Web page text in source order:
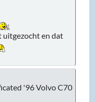
uitgezocht en dat
'96 Volvo C70